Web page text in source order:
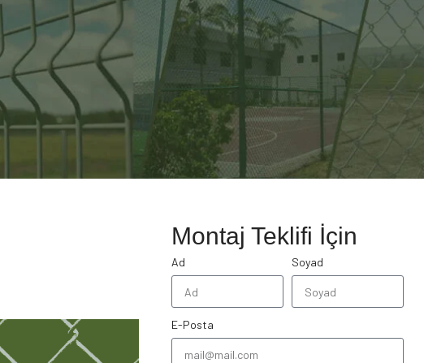
Montaj Teklifi İçin
Ad Soyad
E-Posta